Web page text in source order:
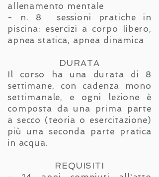
allenamento mentale
- n. 8 sessioni pratiche in
piscina: esercizi a corpo libero,
apnea statica, apnea dinamica
DURATA
Il corso ha una durata di 8
settimane, con cadenza mono
settimanale, e ogni lezione è
composta da una prima parte
a secco (teoria o esercitazione)
più una seconda parte pratica
in acqua.
REQUISITI